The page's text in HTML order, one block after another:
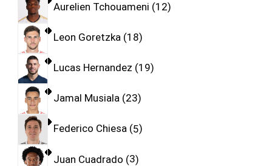
Aurelien Tchouameni 12
Leon Goretzka 18
Lucas Hernandez 19
Jamal Musiala 23
Federico Chiesa 5
Juan Cuadrado 3